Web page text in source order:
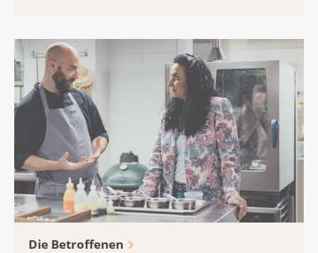
Die Betroffenen